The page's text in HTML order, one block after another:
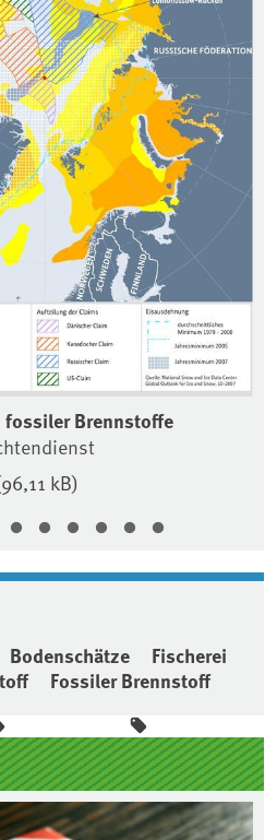
fossiler Brennstoffe
kB)
Bodenschätze
Fischerei
Fossiler Brennstoff